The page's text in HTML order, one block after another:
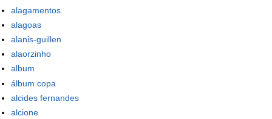
alagamentos
alagoas
alanis-guillen
alaorzinho
album
álbum copa
alcides fernandes
alcione